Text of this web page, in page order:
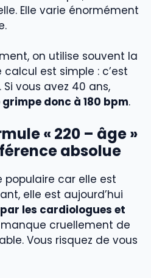
Elle varie énormément
on utilise souvent la
calcul est simple : c’est
vous avez 40 ans,
donc à 180 bpm.
« 220 – âge »
absolue
car elle est
elle est aujourd’hui
les cardiologues et
manque cruellement de
Vous risquez de vous